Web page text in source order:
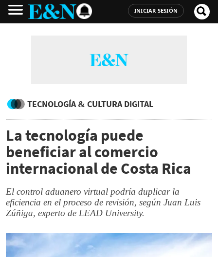
INICIAR SESIÓN
TECNOLOGÍA & CULTURA DIGITAL
La tecnología puede
beneficiar al comercio
internacional de Costa Rica
El control aduanero virtual podría duplicar la
eficiencia en el proceso de revisión, según Juan Luis
Zúñiga, experto de LEAD University.